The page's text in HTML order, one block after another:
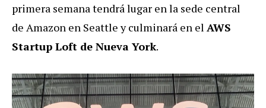
primera semana tendrá lugar en la sede central
de Amazon en Seattle y culminará en el AWS
Startup Loft de Nueva York.